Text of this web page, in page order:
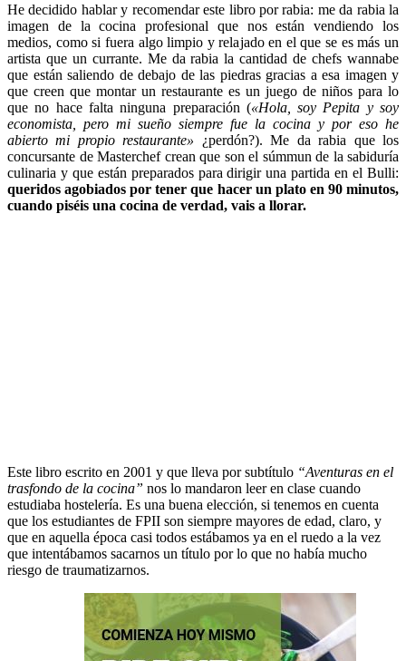
He decidido hablar y recomendar este libro por rabia: me da rabia la
imagen de la cocina profesional que nos están vendiendo los
medios, como si fuera algo limpio y relajado en el que se es más un
artista que un currante. Me da rabia la cantidad de chefs wannabe
que están saliendo de debajo de las piedras gracias a esa imagen y
que creen que montar un restaurante es un juego de niños para lo
que no hace falta ninguna preparación («Hola, soy Pepita y soy
economista, pero mi sueño siempre fue la cocina y por eso he
abierto mi propio restaurante» ¿perdón?). Me da rabia que los
concursante de Masterchef crean que son el súmmun de la sabiduría
culinaria y que están preparados para dirigir una partida en el Bulli:
queridos agobiados por tener que hacer un plato en 90 minutos,
cuando piséis una cocina de verdad, vais a llorar.
Este libro escrito en 2001 y que lleva por subtítulo “Aventuras en el
trasfondo de la cocina” nos lo mandaron leer en clase cuando
estudiaba hostelería. Es una buena elección, si tenemos en cuenta
que los estudiantes de FPII son siempre mayores de edad, claro, y
que en aquella época casi todos estábamos ya en el ruedo a la vez
que intentábamos sacarnos un título por lo que no había mucho
riesgo de traumatizarnos.